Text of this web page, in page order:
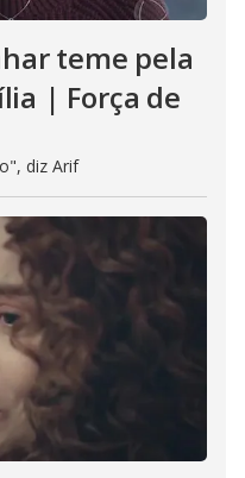
teme pela
| Força de
diz Arif